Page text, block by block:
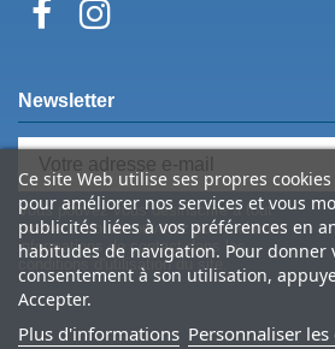
Ce site Web utilise ses propres
pour améliorer nos services et vous
publicités liées à vos préférences en
habitudes de navigation. Pour donner
consentement à son utilisation,
Accepter.
Plus d'informations Personnaliser les
Newsletter
Vous pouvez vous désinscrire à tout
moment. Vous trouverez pour cela nos
informations de contact dans les
conditions d'utilisation du site.